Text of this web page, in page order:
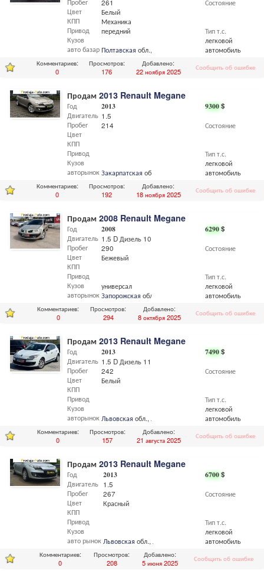
Состояние
Тип т.с.
легковой
автомобиль
Пробег
Цвет
КПП
Привод
Кузов
авто базар
261
Белый
Механика
передний
Полтавская обл.,
Комментариев:
0
Просмотров:
176
Добавлено:
22 ноября 2025
Сообщить об ошибке
Продам 2013 Renault Megane
9300$
Состояние
Тип т.с.
легковой
автомобиль
Год
Двигатель
Пробег
Цвет
КПП
Привод
Кузов
авторынок
2013
1.5
214
Закарпатская обл.,
Комментариев:
0
Просмотров:
192
Добавлено:
18 ноября 2025
Сообщить об ошибке
Продам 2008 Renault Megane
6290$
Состояние
Тип т.с.
легковой
автомобиль
Год
Двигатель
Пробег
Цвет
КПП
Привод
Кузов
авторынок
2008
1.5 D Дизель 106 л.с
290
Бежевый
универсал
Запорожская обл.,
Комментариев:
0
Просмотров:
294
Добавлено:
8 октября 2025
Сообщить об ошибке
Продам 2013 Renault Megane
7490$
Состояние
Тип т.с.
легковой
автомобиль
Год
Двигатель
Пробег
Цвет
КПП
Привод
Кузов
авторынок
2013
1.5 D Дизель 110 л.с
242
Белый
Львовская обл.,Львов
Комментариев:
0
Просмотров:
157
Добавлено:
21 августа 2025
Сообщить об ошибке
Продам 2013 Renault Megane
6700$
Состояние
Тип т.с.
легковой
автомобиль
Год
Двигатель
Пробег
Цвет
КПП
Привод
Кузов
авто рынок
2013
1.5
267
Красный
Львовская обл.,Львов
Комментариев:
0
Просмотров:
208
Добавлено:
5 июня 2025
Сообщить об ошибке